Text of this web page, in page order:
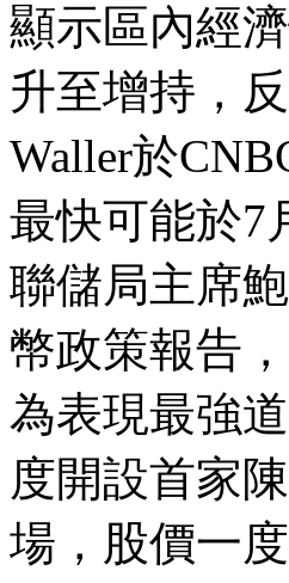
顯示區內經
升至增持，
Waller於
最快可能於7
聯儲局主席
幣政策報告
為表現最強
度開設首家
場，股價一